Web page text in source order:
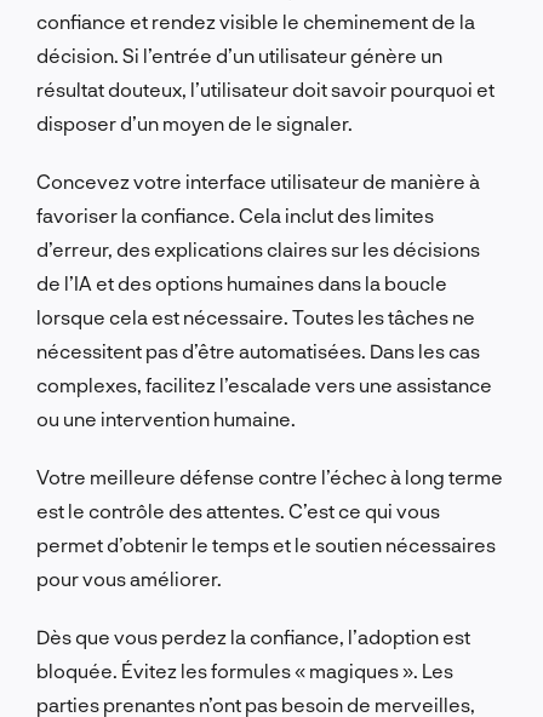
confiance et rendez visible le cheminement de la
décision. Si l’entrée d’un utilisateur génère un
résultat douteux, l’utilisateur doit savoir pourquoi et
disposer d’un moyen de le signaler.
Concevez votre interface utilisateur de manière à
favoriser la confiance. Cela inclut des limites
d’erreur, des explications claires sur les décisions
de l’IA et des options humaines dans la boucle
lorsque cela est nécessaire. Toutes les tâches ne
nécessitent pas d’être automatisées. Dans les cas
complexes, facilitez l’escalade vers une assistance
ou une intervention humaine.
Votre meilleure défense contre l’échec à long terme
est le contrôle des attentes. C’est ce qui vous
permet d’obtenir le temps et le soutien nécessaires
pour vous améliorer.
Dès que vous perdez la confiance, l’adoption est
bloquée. Évitez les formules « magiques ». Les
parties prenantes n’ont pas besoin de merveilles,